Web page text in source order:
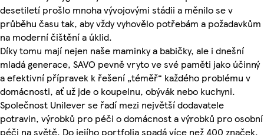
desetiletí prošlo mnoha vývojovými stádii a měnilo se v
průběhu času tak, aby vždy vyhovělo potřebám a požadavkům
na moderní čištění a úklid.
Díky tomu mají nejen naše maminky a babičky, ale i dnešní
mladá generace, SAVO pevně vryto ve své paměti jako účinný
a efektivní přípravek k řešení „téměř“ každého problému v
domácnosti, ať už jde o koupelnu, obývák nebo kuchyni.
Společnost Unilever se řadí mezi největší dodavatele
potravin, výrobků pro péči o domácnost a výrobků pro osobní
péči na světě. Do jejího portfolia spadá více než 400 značek,